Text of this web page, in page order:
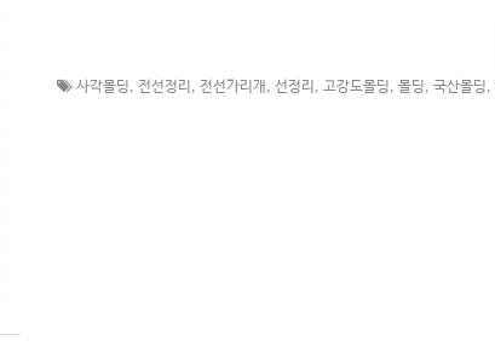
사각몰딩, 전선정리 , 전선가리개 , 선정리 , 고강도몰딩, 몰딩, 국산몰딩,